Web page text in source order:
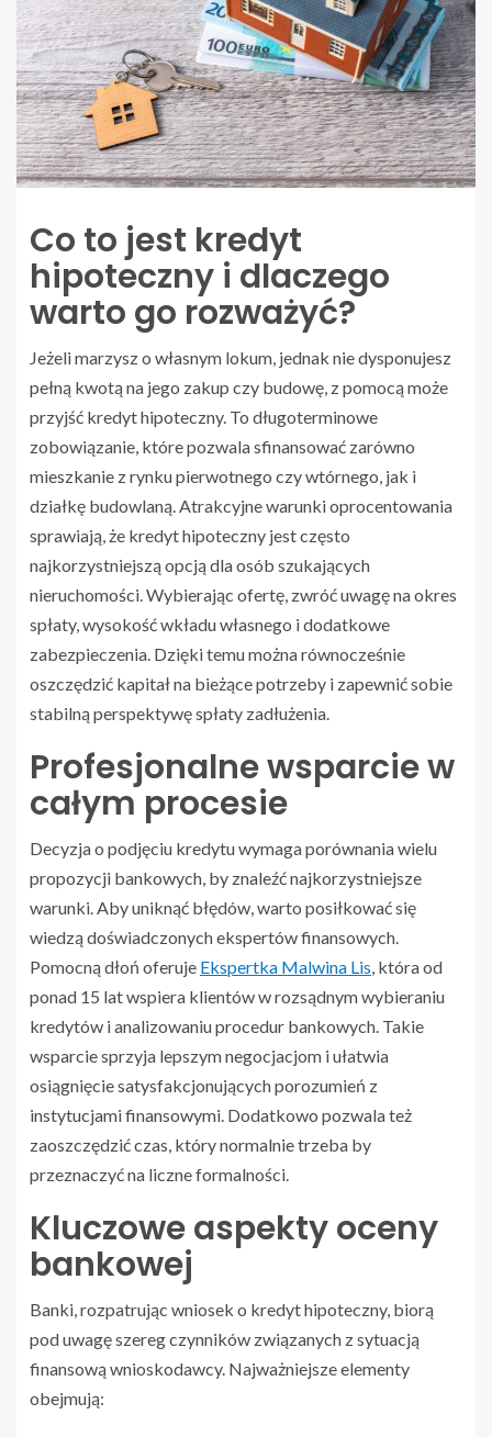
Co to jest kredyt
hipoteczny i dlaczego
warto go rozważyć?
Jeżeli marzysz o własnym lokum, jednak nie dysponujesz
pełną kwotą na jego zakup czy budowę, z pomocą może
przyjść kredyt hipoteczny. To długoterminowe
zobowiązanie, które pozwala sfinansować zarówno
mieszkanie z rynku pierwotnego czy wtórnego, jak i
działkę budowlaną. Atrakcyjne warunki oprocentowania
sprawiają, że kredyt hipoteczny jest często
najkorzystniejszą opcją dla osób szukających
nieruchomości. Wybierając ofertę, zwróć uwagę na okres
spłaty, wysokość wkładu własnego i dodatkowe
zabezpieczenia. Dzięki temu można równocześnie
oszczędzić kapitał na bieżące potrzeby i zapewnić sobie
stabilną perspektywę spłaty zadłużenia.
Profesjonalne wsparcie w
całym procesie
Decyzja o podjęciu kredytu wymaga porównania wielu
propozycji bankowych, by znaleźć najkorzystniejsze
warunki. Aby uniknąć błędów, warto posiłkować się
wiedzą doświadczonych ekspertów finansowych.
Pomocną dłoń oferuje Ekspertka Malwina Lis , która od
ponad 15 lat wspiera klientów w rozsądnym wybieraniu
kredytów i analizowaniu procedur bankowych. Takie
wsparcie sprzyja lepszym negocjacjom i ułatwia
osiągnięcie satysfakcjonujących porozumień z
instytucjami finansowymi. Dodatkowo pozwala też
zaoszczędzić czas, który normalnie trzeba by
przeznaczyć na liczne formalności.
Kluczowe aspekty oceny
bankowej
Banki, rozpatrując wniosek o kredyt hipoteczny, biorą
pod uwagę szereg czynników związanych z sytuacją
finansową wnioskodawcy. Najważniejsze elementy
obejmują: